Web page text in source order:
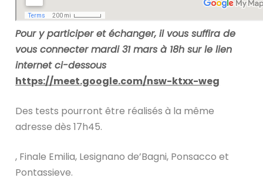
Pour y participer et échanger, il vous suffira de
vous connecter mardi 31 mars à 18h sur le lien
internet ci-dessous
https://meet.google.com/nsw-ktxx-weg
Des tests pourront être réalisés à la même
adresse dès 17h45.
, Finale Emilia, Lesignano de’Bagni, Ponsacco et
Pontassieve.